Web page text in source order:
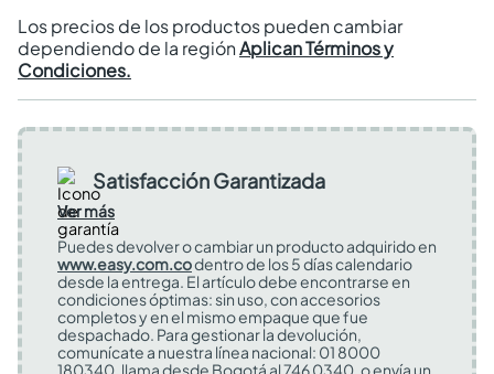
Los precios de los productos pueden cambiar
dependiendo de la regiónAplican Términos y
Condiciones.
Satisfacción Garantizada
Ver más
Puedes devolver o cambiar un producto adquirido en
www.easy.com.codentro de los 5 días calendario
desde la entrega. El artículo debe encontrarse en
condiciones óptimas: sin uso, con accesorios
completos y en el mismo empaque que fue
despachado. Para gestionar la devolución,
comunícate a nuestra línea nacional: 01 8000
180340, llama desde Bogotá al 746 0340, o envía un